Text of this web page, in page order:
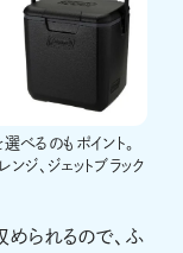
べるのもポイント。
ンジ、ジェットブラック
められるので、ふ